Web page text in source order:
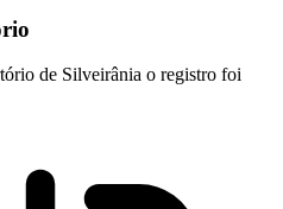
de Silveirânia o registro foi